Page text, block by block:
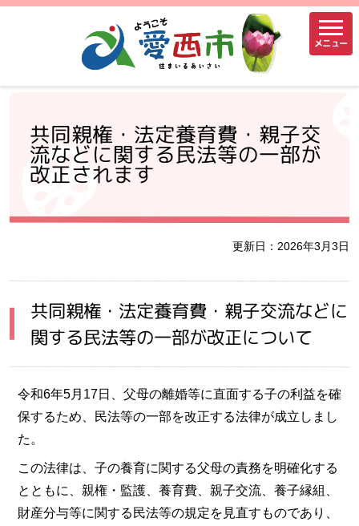
メニュー
共同親権・法定養育費・親子交
流などに関する民法等の一部が
改正されます
更新日：2026年3月3日
共同親権・法定養育費・親子交流などに
関する民法等の一部が改正について
令和6年5月17日、父母の離婚等に直面する子の利益を確
保するため、民法等の一部を改正する法律が成立しまし
た。
この法律は、子の養育に関する父母の責務を明確化する
とともに、親権・監護、養育費、親子交流、養子縁組、
財産分与等に関する民法等の規定を見直すものであり、